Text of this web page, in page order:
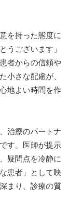
を持った態度に
うございます」
者からの信頼や
小さな配慮が、
地よい時間を作
治療のパートナ
す。医師が提示
疑問点を冷静に
患者」として映
まり、診療の質